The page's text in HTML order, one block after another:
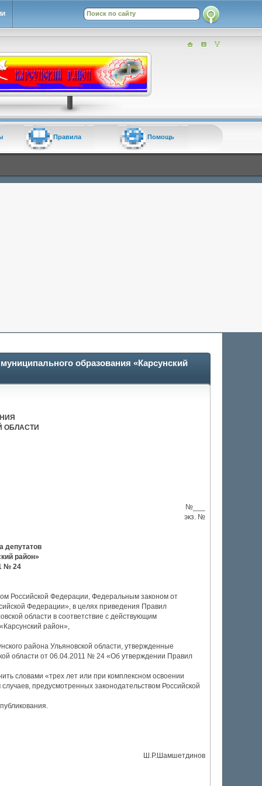
Правила Помощь
образования «Карсунский
ОБЛАСТИ
№___
экз. №
депутатов
район»
№ 24
Российской Федерации, Федеральным законом от
Федерации», в целях приведения Правил
области в соответствие с действующим
район»,
района Ульяновской области, утвержденные
области от 06.04.2011 № 24 «Об утверждении Правил
словами «трех лет или при комплексном освоении
предусмотренных законодательством Российской
Ш.Р.Шамшетдинов